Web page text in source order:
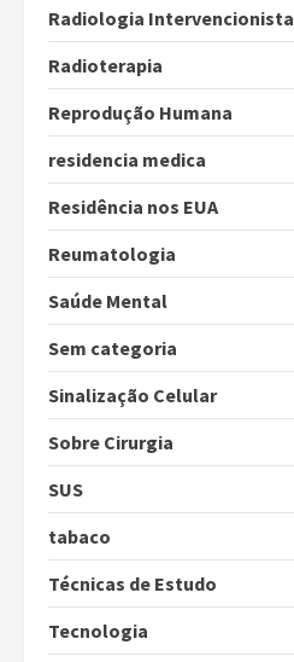
Radiologia Intervencionista
Radioterapia
Reprodução Humana
residencia medica
Residência nos EUA
Reumatologia
Saúde Mental
Sem categoria
Sinalização Celular
Sobre Cirurgia
SUS
tabaco
Técnicas de Estudo
Tecnologia